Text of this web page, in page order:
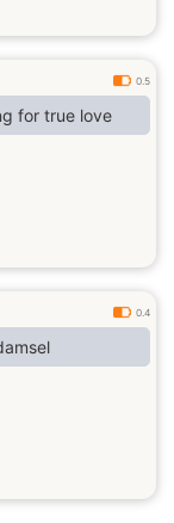
0.5
for true love
0.4